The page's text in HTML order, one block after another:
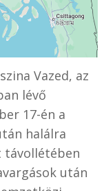
Vazed, az
lévő
17-én a
halálra
távollétében
után